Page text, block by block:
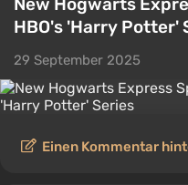
HBO's 'Harry Potter'
29 September 2025
Einen Kommentar